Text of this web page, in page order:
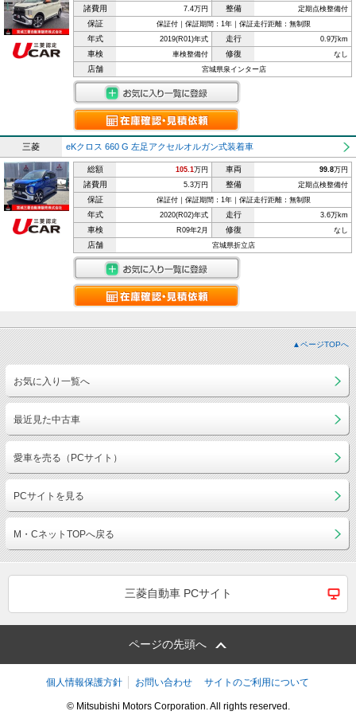
諸費用 7.4万円 整備 定期点検整備付
保証 保証付｜保証期間：1年｜保証走行距離：無制限
年式 2019(R01)年式 走行 0.9万km
車検 車検整備付 修復 なし
店舗 宮城県泉インター店
三菱 eKクロス 660 G 左足アクセルオルガン式装着車
総額 105.1万円 車両 99.8万円
諸費用 5.3万円 整備 定期点検整備付
保証 保証付｜保証期間：1年｜保証走行距離：無制限
年式 2020(R02)年式 走行 3.6万km
車検 R09年2月 修復 なし
店舗 宮城県折立店
▲ページTOPへ
お気に入り一覧へ
最近見た中古車
愛車を売る（PCサイト）
PCサイトを見る
M・CネットTOPへ戻る
三菱自動車 PCサイト
ページの先頭へ
個人情報保護方針 お問い合わせ サイトのご利用について
© Mitsubishi Motors Corporation. All rights reserved.